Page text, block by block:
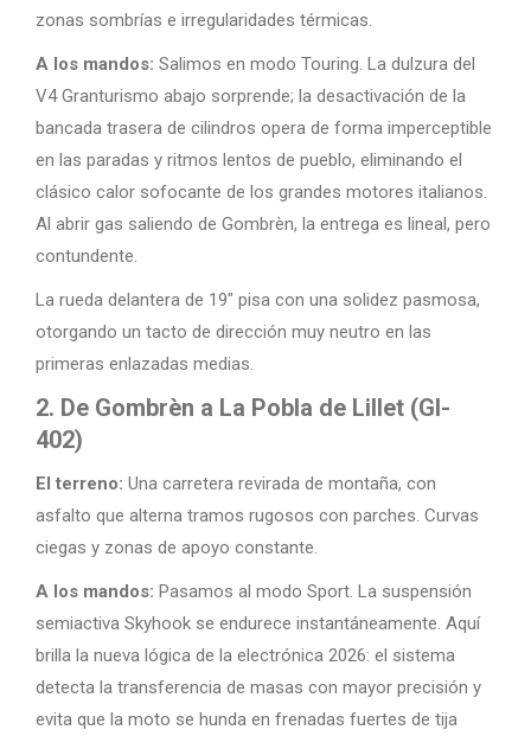
zonas sombrías e irregularidades térmicas.
A los mandos: Salimos en modo Touring. La dulzura del
V4 Granturismo abajo sorprende; la desactivación de la
bancada trasera de cilindros opera de forma imperceptible
en las paradas y ritmos lentos de pueblo, eliminando el
clásico calor sofocante de los grandes motores italianos.
Al abrir gas saliendo de Gombrèn, la entrega es lineal, pero
contundente.
La rueda delantera de 19″ pisa con una solidez pasmosa,
otorgando un tacto de dirección muy neutro en las
primeras enlazadas medias.
2. De Gombrèn a La Pobla de Lillet (GI-
402)
El terreno: Una carretera revirada de montaña, con
asfalto que alterna tramos rugosos con parches. Curvas
ciegas y zonas de apoyo constante.
A los mandos: Pasamos al modo Sport. La suspensión
semiactiva Skyhook se endurece instantáneamente. Aquí
brilla la nueva lógica de la electrónica 2026: el sistema
detecta la transferencia de masas con mayor precisión y
evita que la moto se hunda en frenadas fuertes de tija